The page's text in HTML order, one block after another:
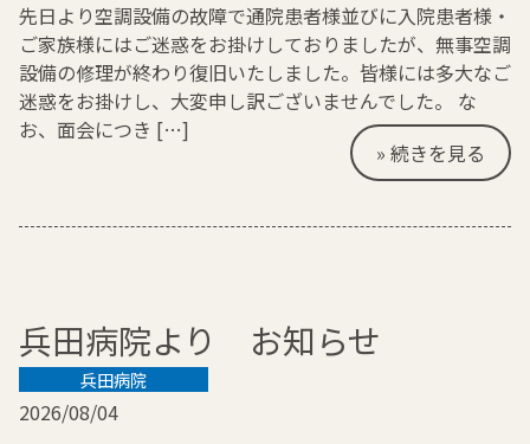
先日より空調設備の故障で通院患者様並びに入院患者様・
ご家族様にはご迷惑をお掛けしておりましたが、無事空調
設備の修理が終わり復旧いたしました。皆様には多大なご
迷惑をお掛けし、大変申し訳ございませんでした。 な
お、面会につき […]
» 続きを見る
兵田病院より お知らせ
兵田病院
2026/08/04